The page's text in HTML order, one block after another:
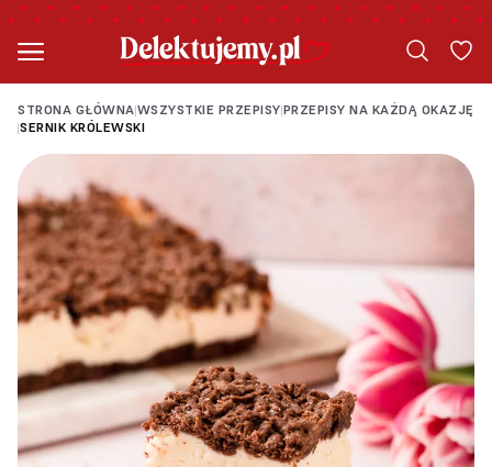
STRONA GŁÓWNA|WSZYSTKIE PRZEPISY|PRZEPISY NA KAŻDĄ OKAZJĘ
|SERNIK KRÓLEWSKI